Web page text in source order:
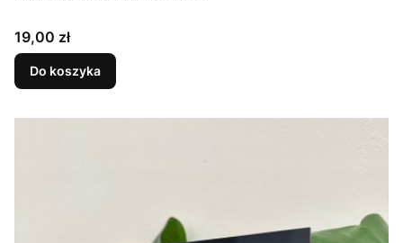
Cena
19,00 zł
Do koszyka